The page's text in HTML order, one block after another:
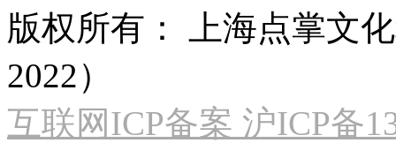
版权所有：
上海点掌文
2022）
互联网ICP备案 沪ICP备